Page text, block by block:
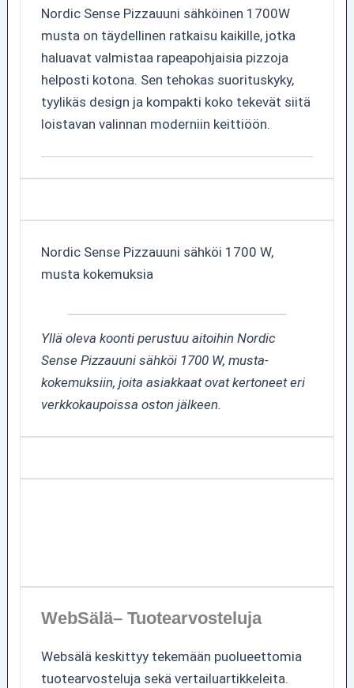
Nordic Sense Pizzauuni sähköinen 1700W
musta on täydellinen ratkaisu kaikille, jotka
haluavat valmistaa rapeapohjaisia pizzoja
helposti kotona. Sen tehokas suorituskyky,
tyylikäs design ja kompakti koko tekevät siitä
loistavan valinnan moderniin keittiöön.
Nordic Sense Pizzauuni sähköi 1700 W,
musta kokemuksia
Yllä oleva koonti perustuu aitoihin Nordic
Sense Pizzauuni sähköi 1700 W, musta-
kokemuksiin, joita asiakkaat ovat kertoneet eri
verkkokaupoissa oston jälkeen.
WebSälä– Tuotearvosteluja
Websälä keskittyy tekemään puolueettomia
tuotearvosteluja sekä vertailuartikkeleita.